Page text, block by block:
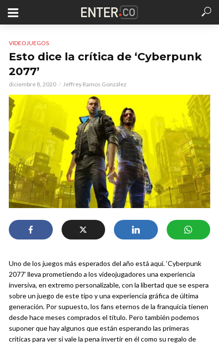
VIDEOJUEGOS
Esto dice la crítica de ‘Cyberpunk
2077’
diciembre 8, 2020 Jeffrey Ramos González
Uno de los juegos más esperados del año está aquí. ‘Cyberpunk
2077’ lleva prometiendo a los videojugadores una experiencia
inversiva, en extremo personalizable, con la libertad que se espera
sobre un juego de este tipo y una experiencia gráfica de última
generación. Por supuesto, los fans eternos de la franquicia tienen
desde hace meses comprados el título. Pero también podemos
suponer que hay algunos que están esperando las primeras
críticas para ver si vale la pena invertir en él como su regalo de